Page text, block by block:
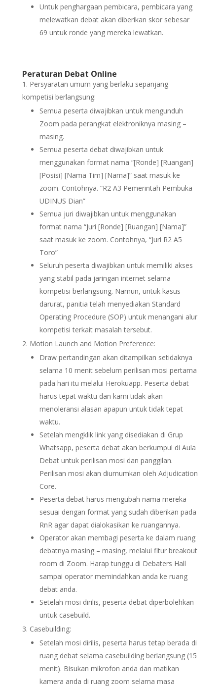
Untuk penghargaan pembicara, pembicara yang
melewatkan debat akan diberikan skor sebesar
69 untuk ronde yang mereka lewatkan.
Peraturan Debat Online
Persyaratan umum yang berlaku sepanjang
kompetisi berlangsung:
Semua peserta diwajibkan untuk mengunduh
Zoom pada perangkat elektroniknya masing –
masing.
Semua peserta debat diwajibkan untuk
menggunakan format nama “[Ronde] [Ruangan]
[Posisi] [Nama Tim] [Nama]” saat masuk ke
zoom. Contohnya. “R2 A3 Pemerintah Pembuka
UDINUS Dian”
Semua juri diwajibkan untuk menggunakan
format nama “Juri [Ronde] [Ruangan] [Nama]”
saat masuk ke zoom. Contohnya, “Juri R2 A5
Toro”
Seluruh peserta diwajibkan untuk memiliki akses
yang stabil pada jaringan internet selama
kompetisi berlangsung. Namun, untuk kasus
darurat, panitia telah menyediakan Standard
Operating Procedure (SOP) untuk menangani alur
kompetisi terkait masalah tersebut.
Motion Launch and Motion Preference:
Draw pertandingan akan ditampilkan setidaknya
selama 10 menit sebelum perilisan mosi pertama
pada hari itu melalui Herokuapp. Peserta debat
harus tepat waktu dan kami tidak akan
menoleransi alasan apapun untuk tidak tepat
waktu.
Setelah mengklik link yang disediakan di Grup
Whatsapp, peserta debat akan berkumpul di Aula
Debat untuk perilisan mosi dan panggilan.
Perilisan mosi akan diumumkan oleh Adjudication
Core.
Peserta debat harus mengubah nama mereka
sesuai dengan format yang sudah diberikan pada
RnR agar dapat dialokasikan ke ruangannya.
Operator akan membagi peserta ke dalam ruang
debatnya masing – masing, melalui fitur breakout
room di Zoom. Harap tunggu di Debaters Hall
sampai operator memindahkan anda ke ruang
debat anda.
Setelah mosi dirilis, peserta debat diperbolehkan
untuk casebuild.
Casebuilding:
Setelah mosi dirilis, peserta harus tetap berada di
ruang debat selama casebuilding berlangsung (15
menit). Bisukan mikrofon anda dan matikan
kamera anda di ruang zoom selama masa